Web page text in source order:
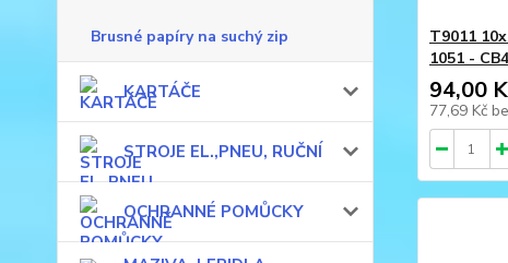
Brusné papíry na suchý zip
KARTÁČE
STROJE EL.,PNEU, RUČNÍ
OCHRANNÉ POMŮCKY
T9011
1051 -
94,00
77,69 Kč